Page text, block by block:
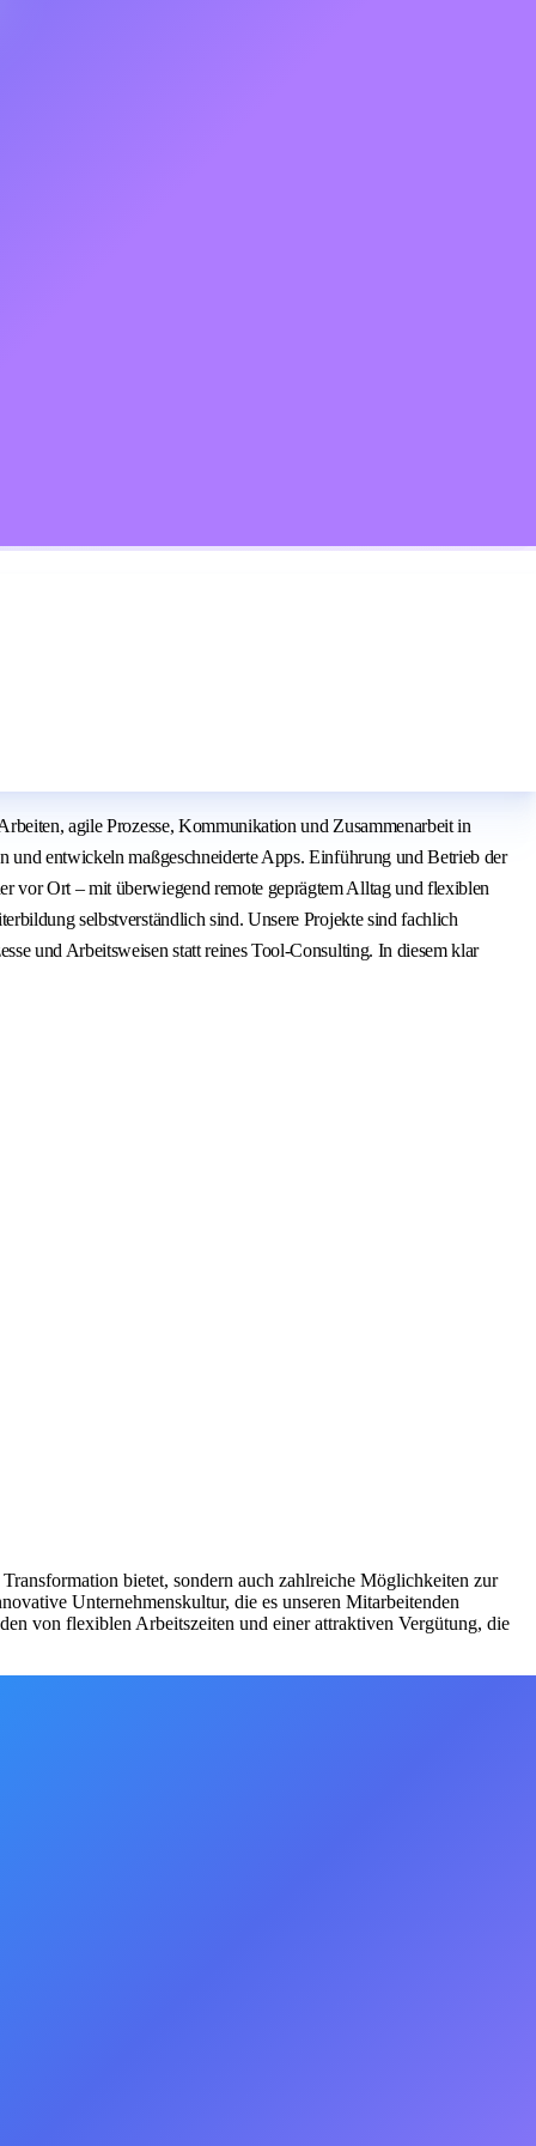
agile Prozesse, Kommunikation und Zusammenarbeit in
entwickeln maßgeschneiderte Apps. Einführung und Betrieb der
vor Ort – mit überwiegend remote geprägtem Alltag und flexiblen
selbstverständlich sind. Unsere Projekte sind fachlich
und Arbeitsweisen statt reines Tool‑Consulting. In diesem klar
bietet, sondern auch zahlreiche Möglichkeiten zur
Unternehmenskultur, die es unseren Mitarbeitenden
von flexiblen Arbeitszeiten und einer attraktiven Vergütung, die